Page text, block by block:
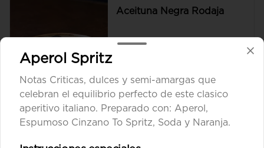
Aceituna Negra Rodaja
$8.900
Aceituna verde entera
Aperol Spritz
Notas Criticas, dulces y semi-amargas que
celebran el equilibrio perfecto de este clasico
aperitivo italiano. Preparado con: Aperol,
Espumoso Cinzano To Spritz, Soda y Naranja.